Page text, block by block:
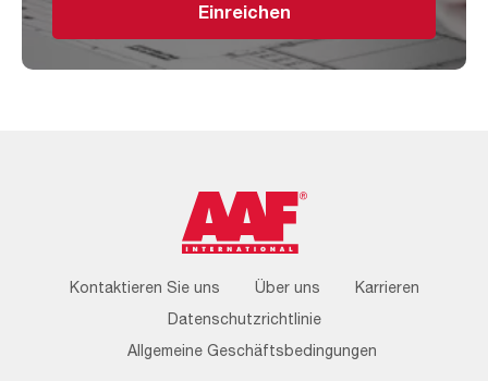
Einreichen
Footer
Menu
Kontaktieren Sie uns Über uns
Karrieren
Datenschutzrichtlinie
Allgemeine Geschäftsbedingungen